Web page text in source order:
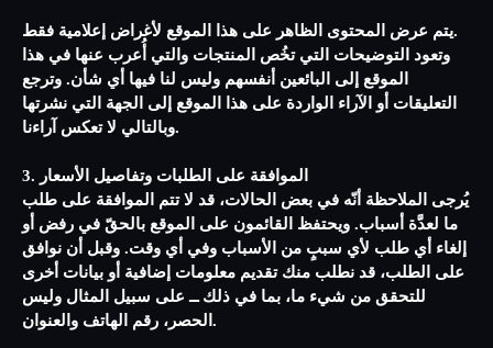
يتم عرض المحتوى الظاهر على هذا الموقع لأغراض إعلامية فقط.
وتعود التوضيحات التي تخُص المنتجات والتي أُعرب عنها في هذا
الموقع إلى البائعين أنفسهم وليس لنا فيها أي شأن. وترجع
التعليقات أو الآراء الواردة على هذا الموقع إلى الجهة التي نشرتها
وبالتالي لا تعكس آراءنا.
3. الموافقة على الطلبات وتفاصيل الأسعار
يُرجى الملاحظة أنّه في بعض الحالات، قد لا تتم الموافقة على طلب
ما لعدَّة أسباب. ويحتفظ القائمون على الموقع بالحقّ في رفض أو
إلغاء أي طلب لأي سببٍ من الأسباب وفي أي وقت. وقبل أن نوافق
على الطلب، قد نطلب منك تقديم معلومات إضافية أو بيانات أخرى
للتحقق من شيء ما، بما في ذلك ــ على سبيل المثال وليس
الحصر، رقم الهاتف والعنوان.